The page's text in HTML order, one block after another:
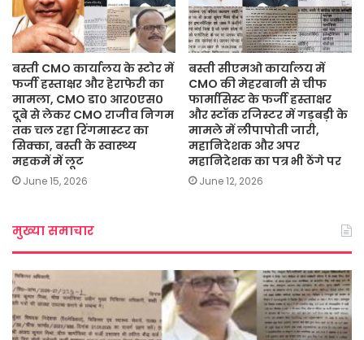
बस्ती CMO कार्यालय के स्टोर में
फर्जी हस्ताक्षर और हेराफेरी का
मामला, CMO डा० आर०एस०
दूबे से लेकर CMO राजीव निगम
तक चल रहा रिंगमास्टर का
सिक्का, बस्ती के स्वास्थ्य
महकमें में लूट
June 15, 2026
बस्ती सीएमओ कार्यालय में
CMO की मेहरबानी से चीफ
फार्मासिस्ट के फर्जी हस्ताक्षर
और स्टॉक रजिस्टर में गड़बड़ी के
मामले में लीपापोती जारी,
महानिदेशक और अपर
महानिदेशक का पत्र भी ठेंगे पर
June 12, 2026
मुख्या समाचार